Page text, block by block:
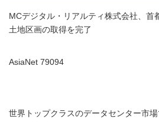
MCデジタル・リアルティ株式会社、首
土地区画の取得を完了
AsiaNet 79094
世界トップクラスのデータセンター市